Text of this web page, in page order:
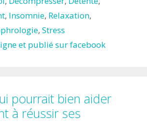
, Insomnie, Relaxation,
, Stress
et publié sur facebook
pourrait bien aider
à réussir ses